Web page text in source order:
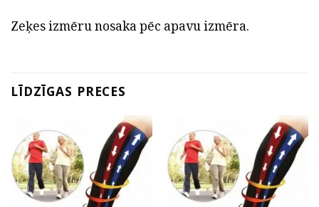
Zeķes izmēru nosaka pēc apavu izmēra.
LĪDZĪGAS PRECES